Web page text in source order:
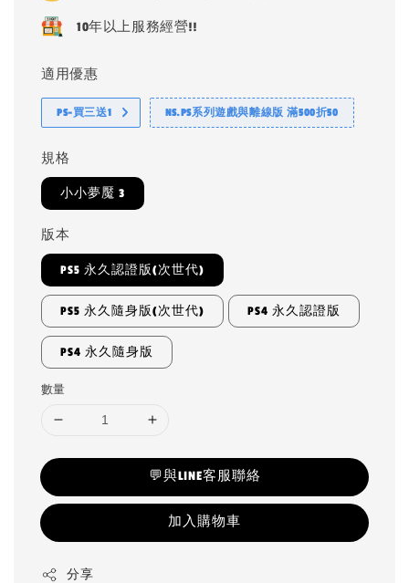
10年以上服務經營!!
適用優惠
PS-買三送1 NS.PS系列遊戲與離線版 滿500折50
規格
小小夢魘 3
版本
PS5 永久認證版(次世代)
PS5 永久隨身版(次世代) PS4 永久認證版
PS4 永久隨身版
數量
💬與LINE客服聯絡
加入購物車
分享